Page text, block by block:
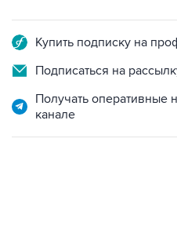
Купить подписку на
Подписаться на
Получать оперативные
канале